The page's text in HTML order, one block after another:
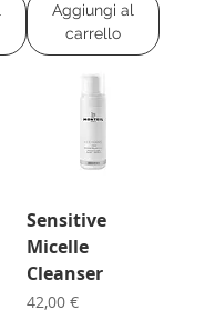
Aggiungi al
carrello
Sensitive
Micelle
Cleanser
Prezzo
42,00 €